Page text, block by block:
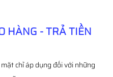
HÀNG - TRẢ TIỀN
chỉ áp dụng đối với những